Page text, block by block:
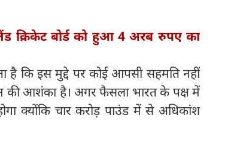
क्रिकेट बोर्ड को हुआ 4 अरब रुपए का
है कि इस मुद्दे पर कोई आपसी सहमति नहीं
की आशंका है। अगर फैसला भारत के पक्ष में
क्योंकि चार करोड़ पाउंड में से अधिकांश